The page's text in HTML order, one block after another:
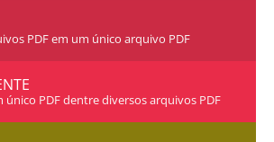
PDF em um único arquivo PDF
único PDF dentre diversos arquivos PDF